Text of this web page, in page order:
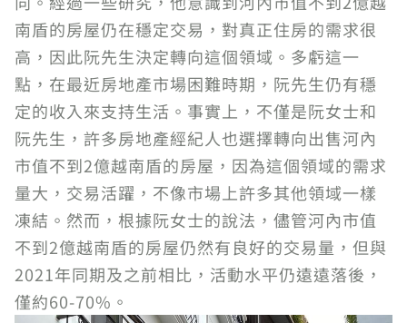
南盾的房屋仍在穩定交易，對真正住房的需求很
高，因此阮先生決定轉向這個領域。多虧這一
點，在最近房地產市場困難時期，阮先生仍有穩
定的收入來支持生活。事實上，不僅是阮女士和
阮先生，許多房地產經紀人也選擇轉向出售河內
市值不到2億越南盾的房屋，因為這個領域的需求
量大，交易活躍，不像市場上許多其他領域一樣
凍結。然而，根據阮女士的說法，儘管河內市值
不到2億越南盾的房屋仍然有良好的交易量，但與
2021年同期及之前相比，活動水平仍遠遠落後，
僅約60-70%。